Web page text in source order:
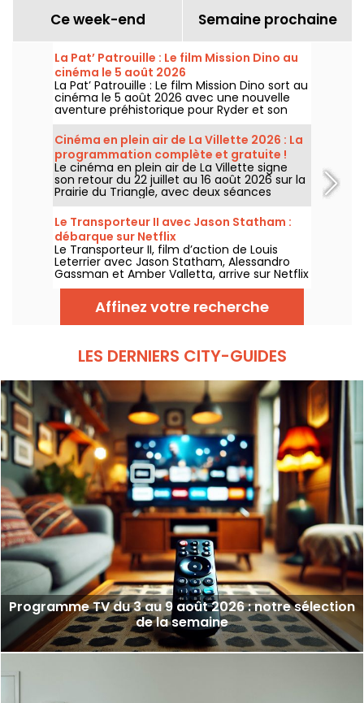
Ce week-end Semaine prochaine
La Pat’ Patrouille : Le film Mission Dino au
cinéma le 5 août 2026
La Pat’ Patrouille : Le film Mission Dino sort au
cinéma le 5 août 2026 avec une nouvelle
aventure préhistorique pour Ryder et son
équipe.
Cinéma en plein air de La Villette 2026 : La
programmation complète et gratuite !
Le cinéma en plein air de La Villette signe
son retour du 22 juillet au 16 août 2026 sur la
Prairie du Triangle, avec deux séances
gratuites par jour, à 18h et 21h. Pour cette
35e édition, le festival met à l’honneur le
thème “L’appel de la forêt”. Découvrez la
programmation complète et gratuite !
Le Transporteur II avec Jason Statham :
débarque sur Netflix
Le Transporteur II, film d’action de Louis
Leterrier avec Jason Statham, Alessandro
Gassman et Amber Valletta, arrive sur Netflix
le 29 juillet 2026.
Affinez votre recherche
LES DERNIERS CITY-GUIDES
Programme TV du 3 au 9 août 2026 : notre sélection
de la semaine